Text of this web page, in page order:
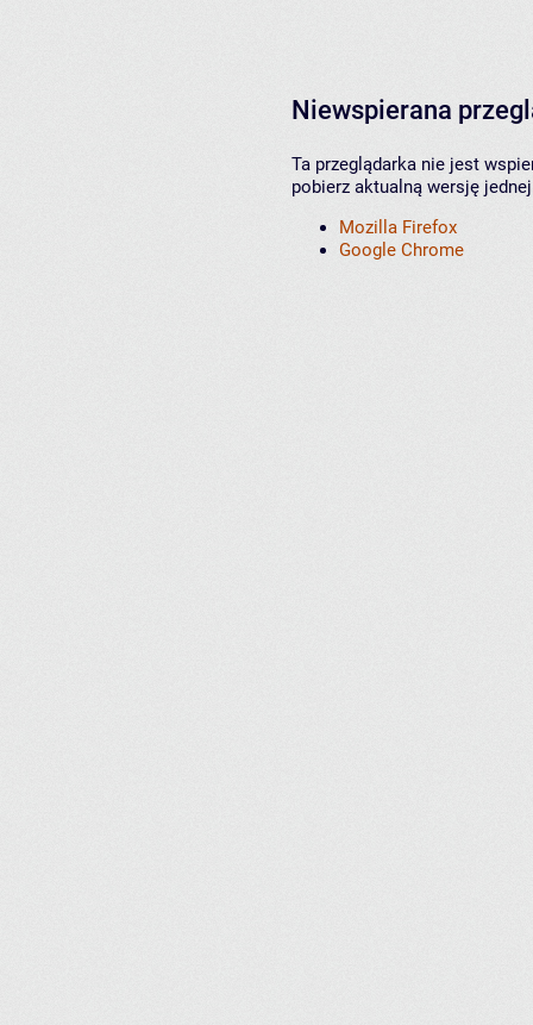
Niewspierana
Ta przeglądarka nie jest
pobierz aktualną wersję
Mozilla Firefox
Google Chrome